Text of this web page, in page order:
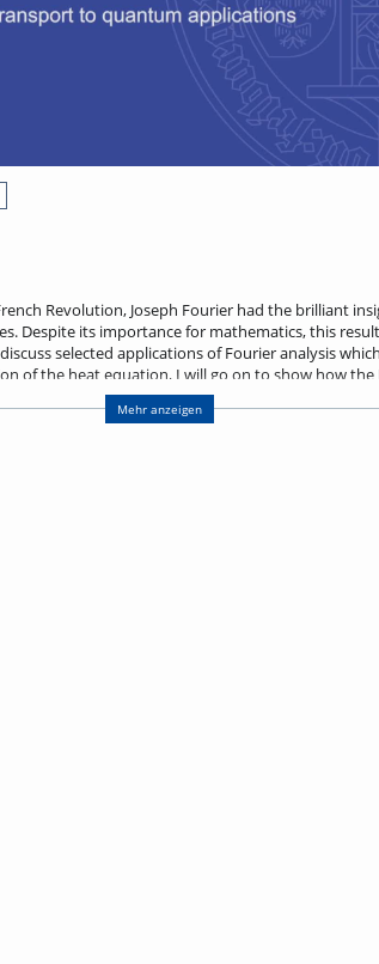
Revolution, Joseph Fourier had the brilliant
Despite its importance for mathematics, this
selected applications of Fourier analysis
of the heat equation, I will go on to show how
connects with quantum algorithms. I will conclude
where Fourier analysis also plays a role.
Mehr anzeigen